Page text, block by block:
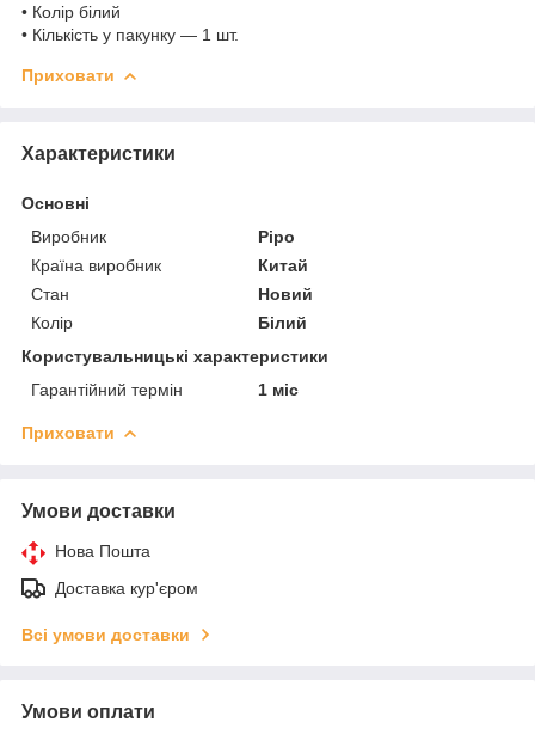
• Колір білий
• Кількість у пакунку — 1 шт.
Приховати
Характеристики
Основні
Виробник
Pipo
Країна виробник
Китай
Стан
Новий
Колір
Білий
Користувальницькі характеристики
Гарантійний термін
1 міс
Приховати
Умови доставки
Нова Пошта
Доставка кур'єром
Всі умови доставки
Умови оплати